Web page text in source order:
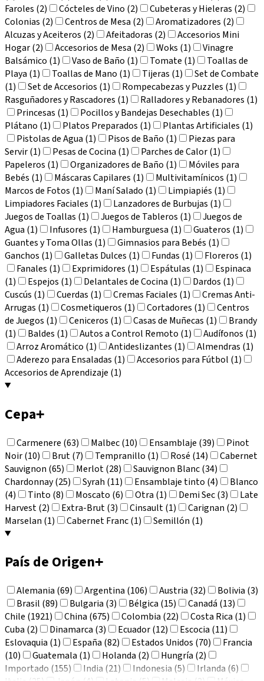
Faroles (2)
Cócteles de Vino (2)
Cubeteras y Hieleras (2)
Colonias (2)
Centros de Mesa (2)
Aromatizadores (2)
Alcuzas y Aceiteros (2)
Afeitadoras (2)
Accesorios Mini
Hogar (2)
Accesorios de Mesa (2) Woks (1)
Vinagre
Balsámico (1)
Vaso de Baño (1) Tomate (1)
Toallas de
Playa (1)
Toallas de Mano (1) Tijeras (1)
Set de Combate
(1)
Set de Accesorios (1)
Rompecabezas y Puzzles (1)
Rasguñadores y Rascadores (1)
Ralladores y Rebanadores (1)
Princesas (1)
Pocillos y Bandejas Desechables (1)
Plátano (1)
Platos Preparados (1)
Plantas Artificiales (1)
Pistolas de Agua (1)
Pisos de Baño (1)
Piezas para
Servir (1)
Pesas de Cocina (1)
Parches de Calor (1)
Papeleros (1)
Organizadores de Baño (1)
Móviles para
Bebés (1)
Máscaras Capilares (1)
Multivitamínicos (1)
Marcos de Fotos (1)
Maní Salado (1)
Limpiapiés (1)
Limpiadores Faciales (1)
Lanzadores de Burbujas (1)
Juegos de Toallas (1)
Juegos de Tableros (1)
Juegos de
Agua (1)
Infusores (1) Hamburguesa (1)
Guateros (1)
Guantes y Toma Ollas (1)
Gimnasios para Bebés (1)
Ganchos (1)
Galletas Dulces (1) Fundas (1)
Floreros (1)
Fanales (1)
Exprimidores (1) Espátulas (1)
Espinaca
(1)
Espejos (1) Delantales de Cocina (1)
Dardos (1)
Cuscús (1)
Cuerdas (1) Cremas Faciales (1)
Cremas Anti-
Arrugas (1)
Cosmetiqueros (1) Cortadores (1)
Centros
de Juegos (1)
Ceniceros (1) Casas de Muñecas (1)
Brandy
(1)
Baldes (1) Autos a Control Remoto (1)
Audífonos (1)
Arroz Aromático (1)
Antideslizantes (1)
Almendras (1)
Aderezo para Ensaladas (1)
Accesorios para Fútbol (1)
Accesorios de Aprendizaje (1)
Cepa+
Carmenere (63) Malbec (10) Ensamblaje (39)
Pinot
Noir (10)
Brut (7) Tempranillo (1) Rosé (14)
Cabernet
Sauvignon (65)
Merlot (28)
Sauvignon Blanc (34)
Chardonnay (25)
Syrah (11) Ensamblaje tinto (4)
Blanco
(4)
Tinto (8) Moscato (6) Otra (1) Demi Sec (3)
Late
Harvest (2)
Extra-Brut (3) Cinsault (1)
Carignan (2)
Marselan (1)
Cabernet Franc (1) Semillón (1)
País de Origen+
Alemania (69) Argentina (106) Austria (32)
Bolivia (3)
Brasil (89)
Bulgaria (3) Bélgica (15)
Canadá (13)
Chile (1921)
China (675) Colombia (22)
Costa Rica (1)
Cuba (2)
Dinamarca (3) Ecuador (12)
Escocia (11)
Eslovaquia (1)
España (82) Estados Unidos (70)
Francia
(10)
Guatemala (1) Holanda (2)
Hungría (2)
Importado (155)
India (21) Indonesia (5)
Irlanda (6)